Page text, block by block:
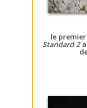
le
Standard 2